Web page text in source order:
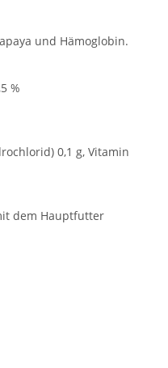
und Hämoglobin.
%
0,1 g, Vitamin
dem Hauptfutter